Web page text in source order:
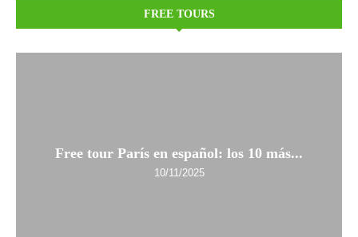
FREE TOURS
Free tour París en español: los 10 más...
10/11/2025